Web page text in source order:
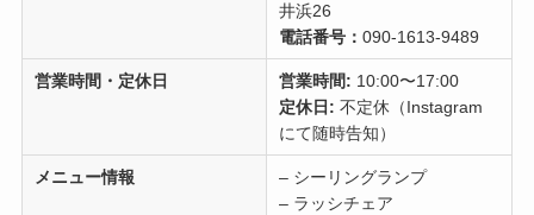
井浜26
電話番号：090-1613-9489
営業時間・定休日 営業時間: 10:00〜17:00
定休日: 不定休（Instagram
にて随時告知）
メニュー情報
– シーリングランプ
– ラッシチェア